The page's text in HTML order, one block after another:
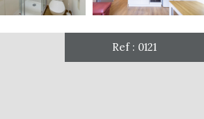
Ref : 0121